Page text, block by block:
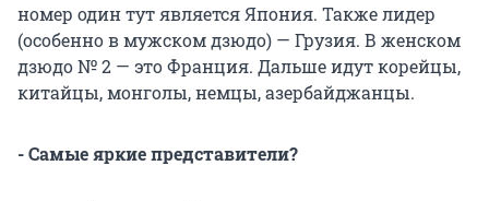
номер один тут является Япония. Также лидер
(особенно в мужском дзюдо) — Грузия. В женском
дзюдо № 2 — это Франция. Дальше идут корейцы,
китайцы, монголы, немцы, азербайджанцы.
- Самые яркие представители?